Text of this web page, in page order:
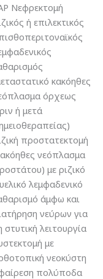
Νεφρεκτομή
ή επιλεκτικός
κακόηθες
όρχεως
ή μετά
προστατεκτομή
νεόπλασμα
με ριζικό
λεμφαδενικό
άμφω και
νεύρων για
στυτική λειτουργία
με
νεοκύστη
πολύποδα